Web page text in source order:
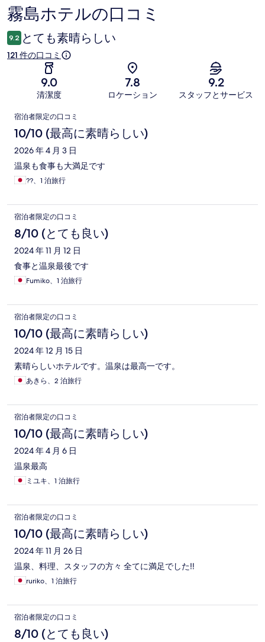
口
コ
ミ
霧島ホテルの口コミ
9.2 とても素晴らしい
121 件の口コミ
9.0
清潔度
7.8
ロケーション
9.2
スタッフとサービス
口
コ
ミ
宿泊者限定の口コミ
10/10 (最高に素晴らしい)
2026 年 4 月 3 日
温泉も食事も大満足です
??、1 泊旅行
宿泊者限定の口コミ
8/10 (とても良い)
2024 年 11 月 12 日
食事と温泉最後です
Fumiko、1 泊旅行
宿泊者限定の口コミ
10/10 (最高に素晴らしい)
2024 年 12 月 15 日
素晴らしいホテルです。温泉は最高一です。
あきら、2 泊旅行
宿泊者限定の口コミ
10/10 (最高に素晴らしい)
2024 年 4 月 6 日
温泉最高
ミユキ、1 泊旅行
宿泊者限定の口コミ
10/10 (最高に素晴らしい)
2024 年 11 月 26 日
温泉、料理、スタッフの方々 全てに満足でした‼️
ruriko、1 泊旅行
宿泊者限定の口コミ
8/10 (とても良い)